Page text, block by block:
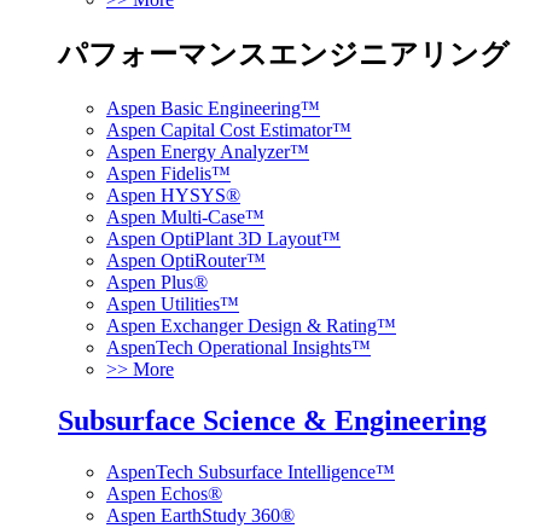
パフォーマンスエンジニアリング
Aspen Basic Engineering™
Aspen Capital Cost Estimator™
Aspen Energy Analyzer™
Aspen Fidelis™
Aspen HYSYS®
Aspen Multi-Case™
Aspen OptiPlant 3D Layout™
Aspen OptiRouter™
Aspen Plus®
Aspen Utilities™
Aspen Exchanger Design & Rating™
AspenTech Operational Insights™
>> More
Subsurface Science & Engineering
AspenTech Subsurface Intelligence™
Aspen Echos®
Aspen EarthStudy 360®